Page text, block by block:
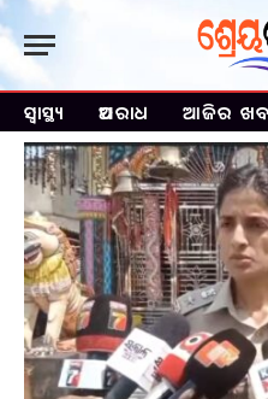
ସ୍ୱାସ୍ଥ୍ୟ ଅପରାଧ ଆଜିର